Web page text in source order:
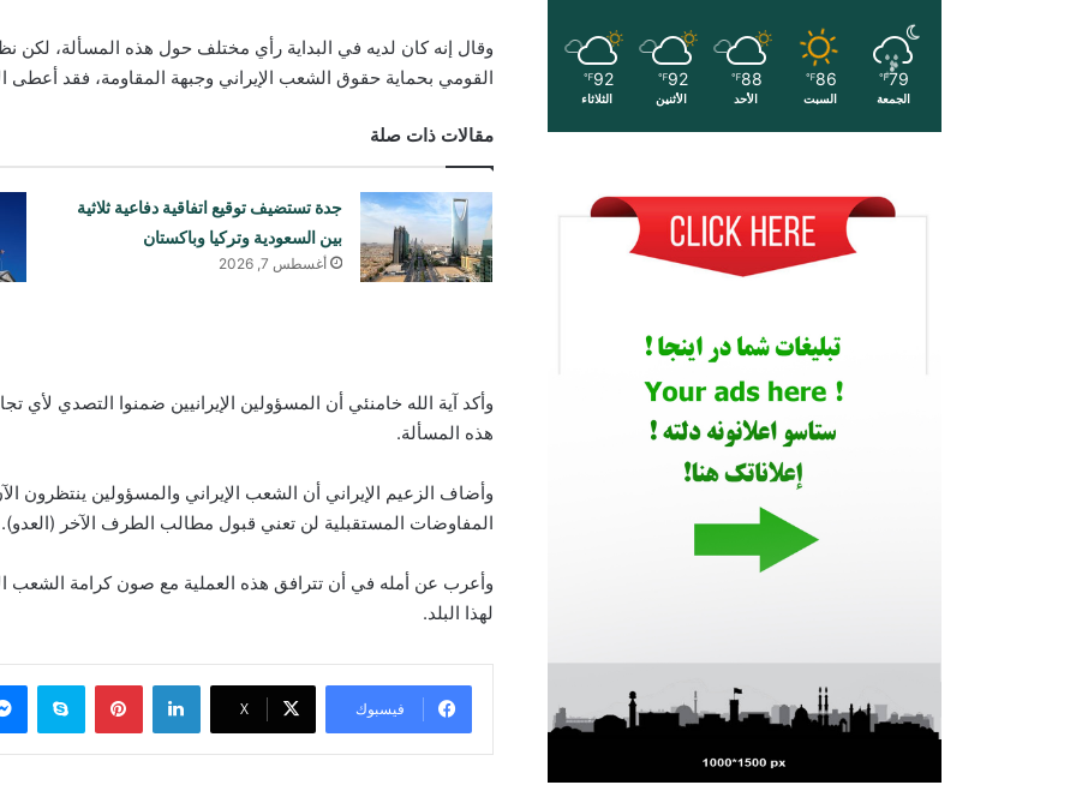
وقال إنه كان لديه في البداية رأي مختلف حول هذه المسألة، لكن
القومي بحماية حقوق الشعب الإيراني وجبهة المقاومة، فقد أعطى
مقالات ذات صلة
جدة تستضيف توقيع اتفاقية دفاعية ثلاثية
بين السعودية وتركيا وباكستان
أغسطس 7, 2026
وأكد آية الله خامنئي أن المسؤولين الإيرانيين ضمنوا التصدي لأي
هذه المسألة.
وأضاف الزعيم الإيراني أن الشعب الإيراني والمسؤولين ينتظرون
المفاوضات المستقبلية لن تعني قبول مطالب الطرف الآخر (العدو).
وأعرب عن أمله في أن تترافق هذه العملية مع صون كرامة الشعب
لهذا البلد.
فيسبوك ‫X
لينكدإن بينتيريست
79
℉
الجمعة
86
℉
السبت
88
℉
الأحد
92
℉
الأثنين
92
℉
الثلاثاء